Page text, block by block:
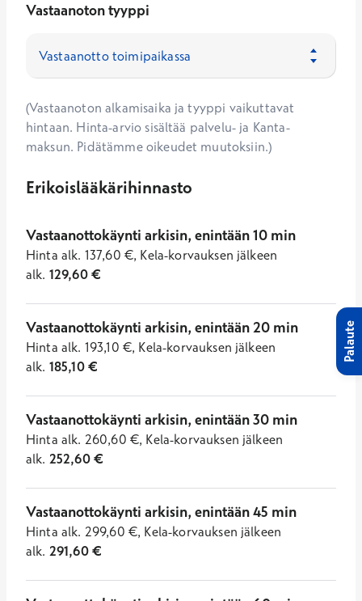
Vastaanoton tyyppi
(Vastaanoton alkamisaika ja tyyppi vaikuttavat
hintaan. Hinta-arvio sisältää palvelu- ja Kanta-
maksun. Pidätämme oikeudet muutoksiin.)
Erikoislääkärihinnasto
Vastaanottokäynti arkisin, enintään 10 min
Hinta alk. 137,60 €, Kela-korvauksen jälkeen
alk. 129,60€
Vastaanottokäynti arkisin, enintään 20 min
Hinta alk. 193,10 €, Kela-korvauksen jälkeen
alk. 185,10€
Vastaanottokäynti arkisin, enintään 30 min
Hinta alk. 260,60 €, Kela-korvauksen jälkeen
alk. 252,60€
Vastaanottokäynti arkisin, enintään 45 min
Hinta alk. 299,60 €, Kela-korvauksen jälkeen
alk. 291,60€
Palaute